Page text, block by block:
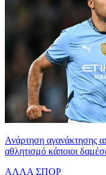
Ανάρτηση αγανάκτησης
αθλητισμό κάποιοι
ΑΛΛΑ ΣΠΟΡ